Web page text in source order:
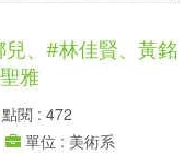
兒、#林佳賢、黃銘
雅
閱 : 472
單位 : 美術系